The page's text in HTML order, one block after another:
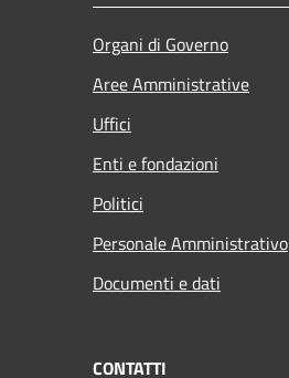
Organi di Governo
Aree Amministrative
Uffici
Enti e fondazioni
Politici
Personale Amministrativo
Documenti e dati
CONTATTI